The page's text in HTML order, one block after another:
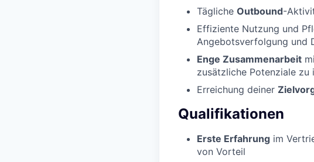
Tägliche Outbound-
Effiziente Nutzung und
Angebotsverfolgung und
Enge Zusammenarbeit
zusätzliche Potenziale zu
Erreichung deiner
Qualifikationen
Erste Erfahrung im
von Vorteil